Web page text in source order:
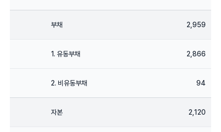
부채 2,959
1. 유동부채 2,866
2. 비유동부채 94
자본 2,120